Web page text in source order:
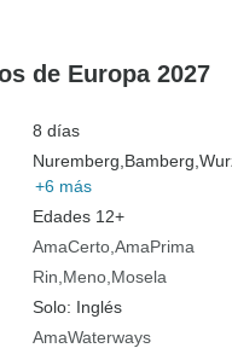
de Europa 2027
8 días
Nuremberg, Bamberg,
+6 más
Edades 12+
AmaCerto AmaPrima
Rin Meno Mosela
Solo: Inglés
AmaWaterways